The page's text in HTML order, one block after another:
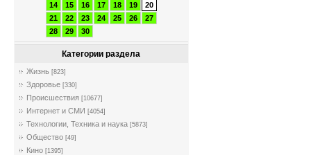
14
15 16 17 18 19
20
21
22 23 24 25 26
27
28
29 30
Категории раздела
Жизнь [823]
Здоровье [330]
Происшествия [10677]
Интернет и СМИ [4054]
Технологии, Техника и наука [5873]
Общество [49]
Кино [1395]